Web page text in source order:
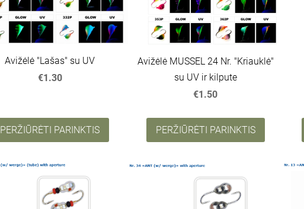
Avižėlė "Lašas" su UV
€1.30
PERŽIŪRĖTI PARINKTIS
Avižėlė MUSSEL 24 Nr. "Kriauklė"
su UV ir kilpute
€1.50
PERŽIŪRĖTI PARINKTIS